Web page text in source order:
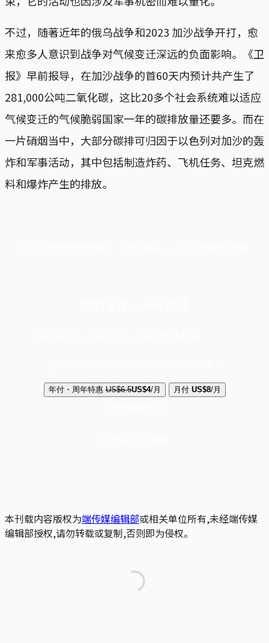
不过，随著近年的俄乌战争和2023 加沙战争开打，愈
来愈多人意识到战争对气候变迁深远的负面影响。《卫
报》早前报导，在加沙战争的首60天内预计共产生了
281,000公吨二氧化碳，这比20多个社会系统难以适应
气候变迁的气候脆弱国家一年的碳排放量还要多。而在
一片硝烟当中，大部分碳排可归因于以色列对加沙的轰
炸和军事活动，其中包括制造炸药、飞机任务、坦克燃
料和爆炸产生的排放。
年付・周年特惠 US$6.5US$4/月 月付 US$8/月
本刊载内容版权为端传媒编辑部或相关单位所有,未经端传媒
编辑部授权,请勿转载或复制,否则即为侵权。